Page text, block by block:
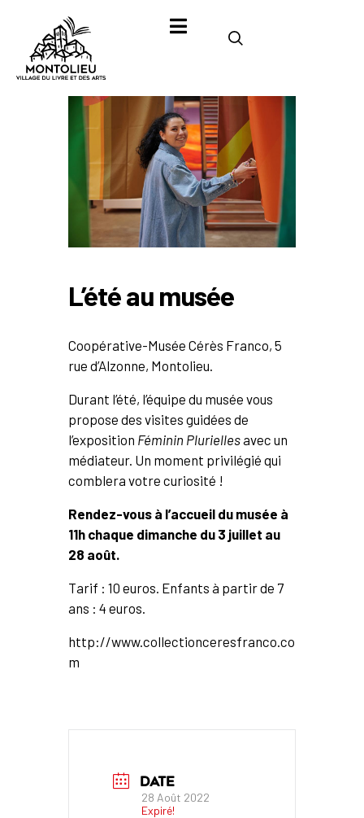
L’été au musée
Coopérative-Musée Cérès Franco, 5
rue d’Alzonne, Montolieu.
Durant l’été, l’équipe du musée vous
propose des visites guidées de
l’exposition Féminin Pluriellesavec un
médiateur. Un moment privilégié qui
comblera votre curiosité !
Rendez-vous à l’accueil du musée à
11h chaque dimanche du 3 juillet au
28 août.
Tarif : 10 euros. Enfants à partir de 7
ans : 4 euros.
http://www.collectionceresfranco.co
m
DATE
28 Août 2022
Expiré!